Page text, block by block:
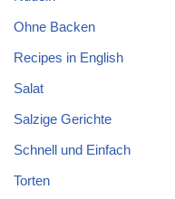
Ohne Backen
Recipes in English
Salat
Salzige Gerichte
Schnell und Einfach
Torten